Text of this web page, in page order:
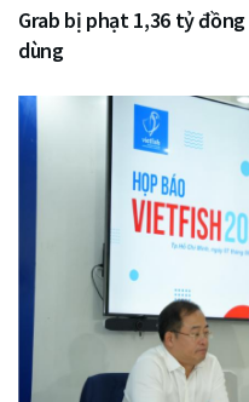
Grab bị phạt 1,36 tỷ
dùng